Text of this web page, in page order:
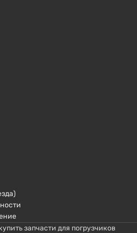
запчасти для погрузчиков